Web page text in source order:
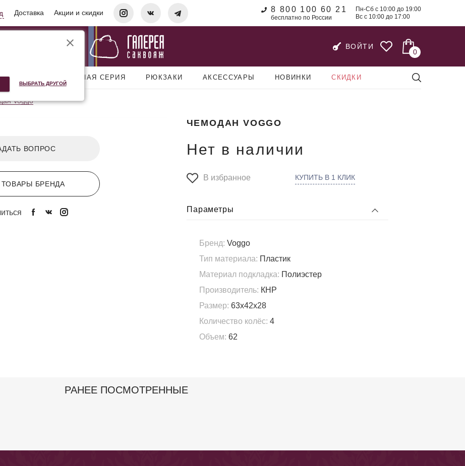
Доставка Акции и скидки 8 800 100 60 21
бесплатно по России
Пн-Сб с 10:00 до 19:00
Вс с 10:00 до 17:00
ВОЙТИ
0
СУМКИ ДОРОЖНАЯ СЕРИЯ РЮКЗАКИ АКСЕССУАРЫ НОВИНКИ СКИДКИ
Voggo
ВОПРОС
ТОВАРЫ БРЕНДА
ЧЕМОДАН VOGGO
Нет в наличии
В избранное КУПИТЬ В 1 КЛИК
Параметры
Бренд: Voggo
Тип материала: Пластик
Материал подкладка: Полиэстер
Производитель: КНР
Размер: 63x42x28
Количество колёс: 4
Объем: 62
РАНЕЕ ПОСМОТРЕННЫЕ
ВЫБРАТЬ ДРУГОЙ